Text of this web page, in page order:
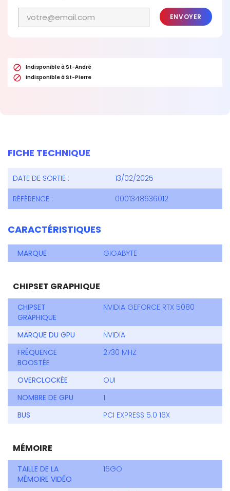
ENVOYER
 Indisponible à St-André
 Indisponible à St-Pierre
FICHE TECHNIQUE
DATE DE SORTIE :
13/02/2025
RÉFÉRENCE :
0001348636012
CARACTÉRISTIQUES
MARQUE GIGABYTE
CHIPSET GRAPHIQUE
CHIPSET
GRAPHIQUE
NVIDIA GEFORCE RTX 5080
MARQUE DU GPU
NVIDIA
FRÉQUENCE
BOOSTÉE
2730 MHZ
OVERCLOCKÉE
OUI
NOMBRE DE GPU
1
BUS
PCI EXPRESS 5.0 16X
MÉMOIRE
TAILLE DE LA
MÉMOIRE VIDÉO
16GO